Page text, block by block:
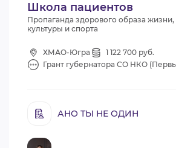
Школа пациентов
Пропаганда здорового образа
культуры и спорта
ХМАО-Югра
1 122 700 руб.
Грант губернатора СО НКО
АНО ТЫ НЕ ОДИН